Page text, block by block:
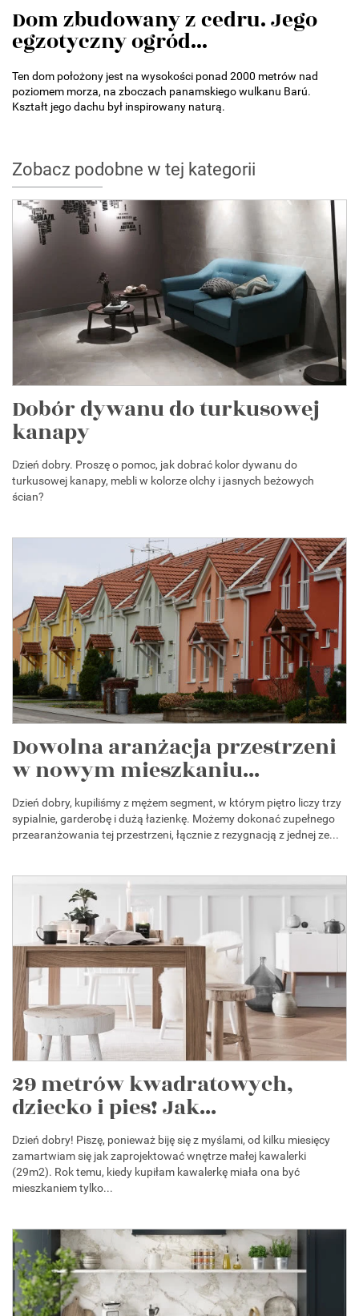
Dom zbudowany z cedru. Jego
egzotyczny ogród...
Ten dom położony jest na wysokości ponad 2000 metrów nad
poziomem morza, na zboczach panamskiego wulkanu Barú.
Kształt jego dachu był inspirowany naturą.
Zobacz podobne w tej kategorii
Dobór dywanu do turkusowej
kanapy
Dzień dobry. Proszę o pomoc, jak dobrać kolor dywanu do
turkusowej kanapy, mebli w kolorze olchy i jasnych beżowych
ścian?
Dowolna aranżacja przestrzeni
w nowym mieszkaniu...
Dzień dobry, kupiliśmy z mężem segment, w którym piętro liczy trzy
sypialnie, garderobę i dużą łazienkę. Możemy dokonać zupełnego
przearanżowania tej przestrzeni, łącznie z rezygnacją z jednej ze...
29 metrów kwadratowych,
dziecko i pies! Jak...
Dzień dobry! Piszę, ponieważ biję się z myślami, od kilku miesięcy
zamartwiam się jak zaprojektować wnętrze małej kawalerki
(29m2). Rok temu, kiedy kupiłam kawalerkę miała ona być
mieszkaniem tylko...